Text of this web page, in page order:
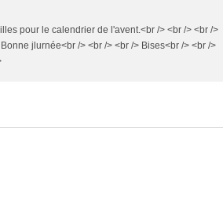
pour le calendrier de l'avent.<br /> <br /> <br />
jlurnée<br /> <br /> <br /> Bises<br /> <br />